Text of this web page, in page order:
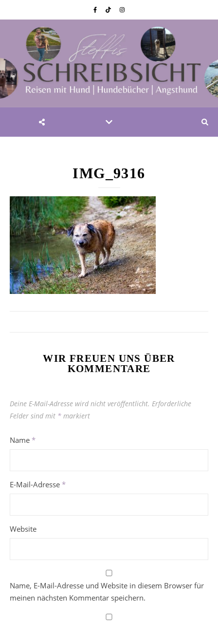
IMG_9316
WIR FREUEN UNS ÜBER
KOMMENTARE
Deine E-Mail-Adresse wird nicht veröffentlicht. Erforderliche
Felder sind mit * markiert
Name *
E-Mail-Adresse *
Website
Name, E-Mail-Adresse und Website in diesem Browser für
meinen nächsten Kommentar speichern.